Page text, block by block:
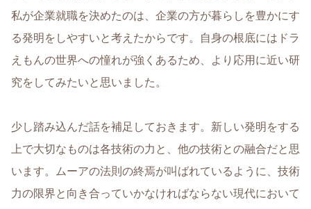
私が企業就職を決めたのは、企業の方が暮らしを豊かにす
る発明をしやすいと考えたからです。自身の根底にはドラ
えもんの世界への憧れが強くあるため、より応用に近い研
究をしてみたいと思いました。
少し踏み込んだ話を補足しておきます。新しい発明をする
上で大切なものは各技術の力と、他の技術との融合だと思
います。ムーアの法則の終焉が叫ばれているように、技術
力の限界と向き合っていかなければならない現代において